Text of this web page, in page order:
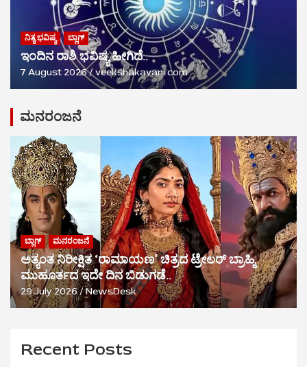
ನಿತ್ಯ ಭವಿಷ್ಯ ಬ್ಲಾಗ್
ಇಂದಿನ ರಾಶಿ ಭವಿಷ್ಯ ಹೀಗಿದೆ..
7 August 2026 veekshakavani.com
ಮನರಂಜನೆ
ಬ್ಲಾಗ್ ಮನರಂಜನೆ
ಅತ್ಯಂತ ನಿರೀಕ್ಷಿತ ‘ರಾಮಾಯಣ’ ಚಿತ್ರದ ಟ್ರೇಲರ್ ಬ್ರಾಹ್ಮಿ
ಮುಹೂರ್ತದ ಇದೇ ದಿನ ಬಿಡುಗಡೆ..
29 July 2026 NewsDesk
Recent Posts